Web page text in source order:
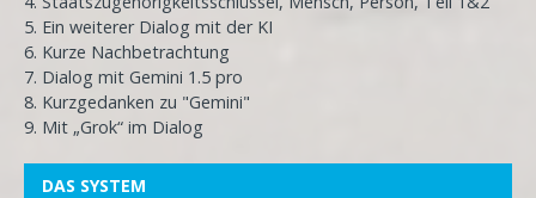
5. Ein weiterer Dialog mit der KI
6. Kurze Nachbetrachtung
7. Dialog mit Gemini 1.5 pro
8. Kurzgedanken zu "Gemini"
9. Mit „Grok“ im Dialog
DAS SYSTEM